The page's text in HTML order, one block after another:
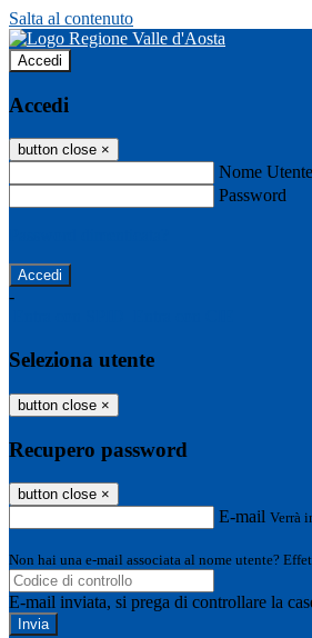
Salta al contenuto
Accedi
Accedi
button close ×
Nome Utente
Password
-
Seleziona utente
button close ×
Recupero password
button close ×
E-mail Verrà
Non hai una e-mail associata al nome utente?
E-mail inviata, si prega di controllare la